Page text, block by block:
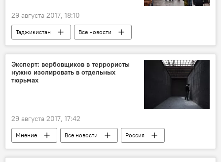
29 августа 2017, 18:10
Таджикистан
Все новости
выходные
праздник
Иди Курбон
День независимости Таджикистана
Эксперт: вербовщиков в террористы
нужно изолировать в отдельных
тюрьмах
29 августа 2017, 17:42
Мнение Все новости
Россия
Александр Овечкин